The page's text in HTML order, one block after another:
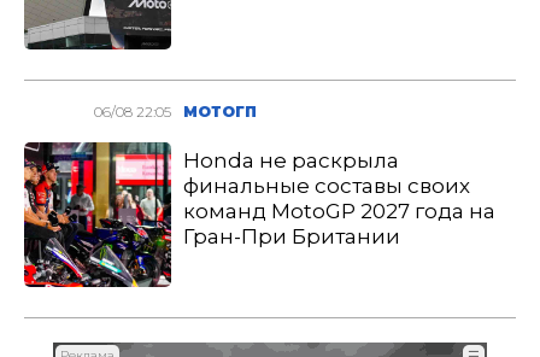
06/08 22:05 МОТОГП
Honda не раскрыла
финальные составы своих
команд MotoGP 2027 года на
Гран-При Британии